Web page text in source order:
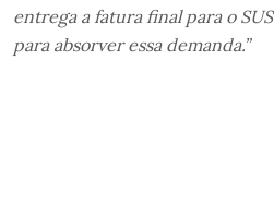
entrega a fatura final para o
para absorver essa demanda.”